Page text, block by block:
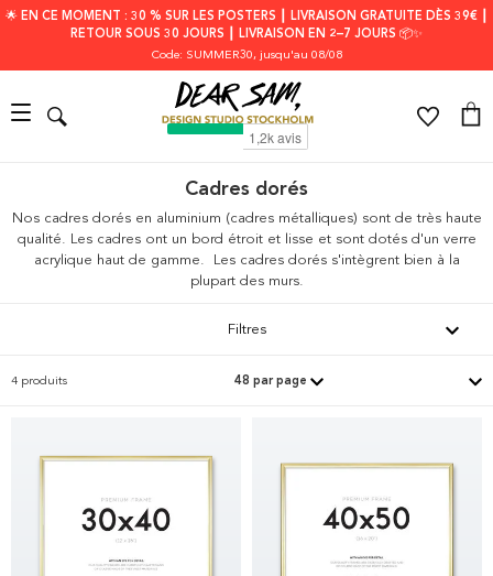
🌟 EN CE MOMENT : 30 % SUR LES POSTERS ┃ LIVRAISON GRATUITE DÈS 39€ ┃
RETOUR SOUS 30 JOURS ┃ LIVRAISON EN 2–7 JOURS 📦✨
Code: SUMMER30, jusqu'au 08/08
Cadres dorés
Nos cadres dorés en aluminium (cadres métalliques) sont de très haute
qualité. Les cadres ont un bord étroit et lisse et sont dotés d'un verre
acrylique haut de gamme.
Les cadres dorés s'intègrent bien à la
plupart des murs.
Filtres
4 produits